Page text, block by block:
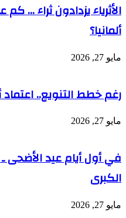
الأثرياء يزدادون ثراء …
ألمانيا؟
مايو 27, 2026
رغم خطط التنويع..
مايو 27, 2026
في أول أيام عيد الأضحى
الكبرى
مايو 27, 2026